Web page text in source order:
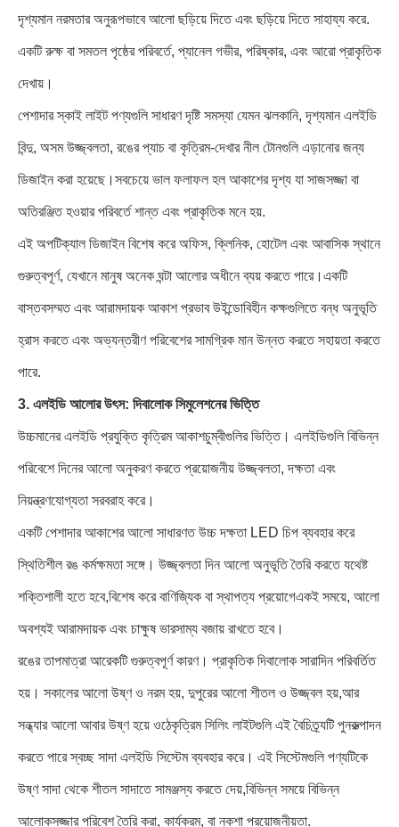
দৃশ্যমান নরমতার অনুরূপভাবে আলো ছড়িয়ে দিতে এবং ছড়িয়ে দিতে সাহায্য করে.
একটি রুক্ষ বা সমতল পৃষ্ঠের পরিবর্তে, প্যানেল গভীর, পরিষ্কার, এবং আরো প্রাকৃতিক
দেখায়।
পেশাদার স্কাই লাইট পণ্যগুলি সাধারণ দৃষ্টি সমস্যা যেমন ঝলকানি, দৃশ্যমান এলইডি
বিন্দু, অসম উজ্জ্বলতা, রঙের প্যাচ বা কৃত্রিম-দেখার নীল টোনগুলি এড়ানোর জন্য
ডিজাইন করা হয়েছে।সবচেয়ে ভাল ফলাফল হল আকাশের দৃশ্য যা সাজসজ্জা বা
অতিরঞ্জিত হওয়ার পরিবর্তে শান্ত এবং প্রাকৃতিক মনে হয়.
এই অপটিক্যাল ডিজাইন বিশেষ করে অফিস, ক্লিনিক, হোটেল এবং আবাসিক স্থানে
গুরুত্বপূর্ণ, যেখানে মানুষ অনেক ঘন্টা আলোর অধীনে ব্যয় করতে পারে।একটি
বাস্তবসম্মত এবং আরামদায়ক আকাশ প্রভাব উইন্ডোবিহীন কক্ষগুলিতে বন্ধ অনুভূতি
হ্রাস করতে এবং অভ্যন্তরীণ পরিবেশের সামগ্রিক মান উন্নত করতে সহায়তা করতে
পারে.
3. এলইডি আলোর উৎস: দিবালোক সিমুলেশনের ভিত্তি
উচ্চমানের এলইডি প্রযুক্তি কৃত্রিম আকাশচুম্বীগুলির ভিত্তি। এলইডিগুলি বিভিন্ন
পরিবেশে দিনের আলো অনুকরণ করতে প্রয়োজনীয় উজ্জ্বলতা, দক্ষতা এবং
নিয়ন্ত্রণযোগ্যতা সরবরাহ করে।
একটি পেশাদার আকাশের আলো সাধারণত উচ্চ দক্ষতা LED চিপ ব্যবহার করে
স্থিতিশীল রঙ কর্মক্ষমতা সঙ্গে। উজ্জ্বলতা দিন আলো অনুভূতি তৈরি করতে যথেষ্ট
শক্তিশালী হতে হবে,বিশেষ করে বাণিজ্যিক বা স্থাপত্য প্রয়োগেএকই সময়ে, আলো
অবশ্যই আরামদায়ক এবং চাক্ষুষ ভারসাম্য বজায় রাখতে হবে।
রঙের তাপমাত্রা আরেকটি গুরুত্বপূর্ণ কারণ। প্রাকৃতিক দিবালোক সারাদিন পরিবর্তিত
হয়। সকালের আলো উষ্ণ ও নরম হয়, দুপুরের আলো শীতল ও উজ্জ্বল হয়,আর
সন্ধ্যার আলো আবার উষ্ণ হয়ে ওঠেকৃত্রিম সিলিং লাইটগুলি এই বৈচিত্র্যটি পুনরুত্পাদন
করতে পারে স্বচ্ছ সাদা এলইডি সিস্টেম ব্যবহার করে। এই সিস্টেমগুলি পণ্যটিকে
উষ্ণ সাদা থেকে শীতল সাদাতে সামঞ্জস্য করতে দেয়,বিভিন্ন সময়ে বিভিন্ন
আলোকসজ্জার পরিবেশ তৈরি করা, কার্যক্রম, বা নকশা প্রয়োজনীয়তা.